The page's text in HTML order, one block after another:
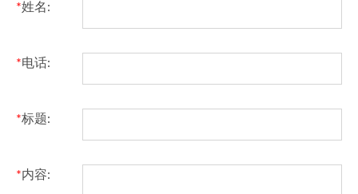
*姓名:
*电话:
*标题:
*内容: